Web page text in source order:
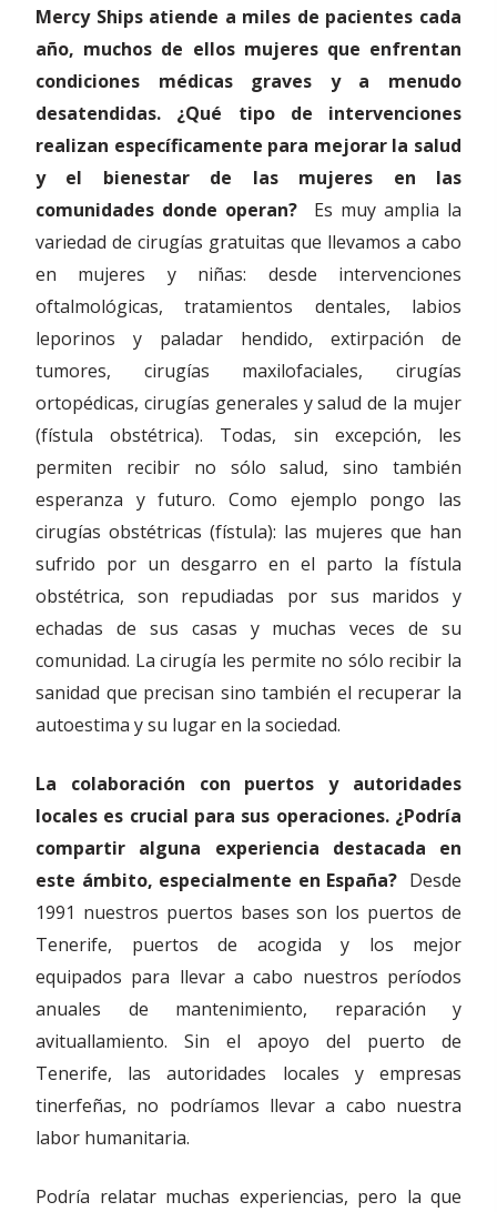
Mercy Ships atiende a miles de pacientes cada
año, muchos de ellos mujeres que enfrentan
condiciones médicas graves y a menudo
desatendidas. ¿Qué tipo de intervenciones
realizan específicamente para mejorar la salud
y el bienestar de las mujeres en las
comunidades donde operan? Es muy amplia la
variedad de cirugías gratuitas que llevamos a cabo
en mujeres y niñas: desde intervenciones
oftalmológicas, tratamientos dentales, labios
leporinos y paladar hendido, extirpación de
tumores, cirugías maxilofaciales, cirugías
ortopédicas, cirugías generales y salud de la mujer
(fístula obstétrica). Todas, sin excepción, les
permiten recibir no sólo salud, sino también
esperanza y futuro. Como ejemplo pongo las
cirugías obstétricas (fístula): las mujeres que han
sufrido por un desgarro en el parto la fístula
obstétrica, son repudiadas por sus maridos y
echadas de sus casas y muchas veces de su
comunidad. La cirugía les permite no sólo recibir la
sanidad que precisan sino también el recuperar la
autoestima y su lugar en la sociedad.
La colaboración con puertos y autoridades
locales es crucial para sus operaciones. ¿Podría
compartir alguna experiencia destacada en
este ámbito, especialmente en España? Desde
1991 nuestros puertos bases son los puertos de
Tenerife, puertos de acogida y los mejor
equipados para llevar a cabo nuestros períodos
anuales de mantenimiento, reparación y
avituallamiento. Sin el apoyo del puerto de
Tenerife, las autoridades locales y empresas
tinerfeñas, no podríamos llevar a cabo nuestra
labor humanitaria.
Podría relatar muchas experiencias, pero la que